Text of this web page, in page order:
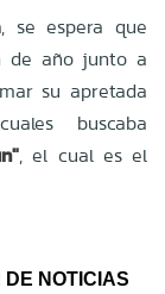
espera que
de año junto a
su apretada
buscaba
, el cual es el
NOTICIAS